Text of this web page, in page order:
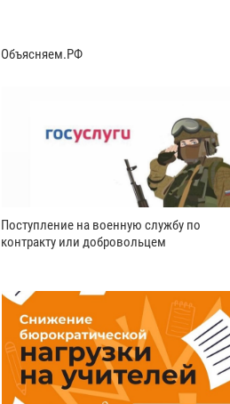
Объясняем.РФ
Поступление на военную службу по
контракту или добровольцем